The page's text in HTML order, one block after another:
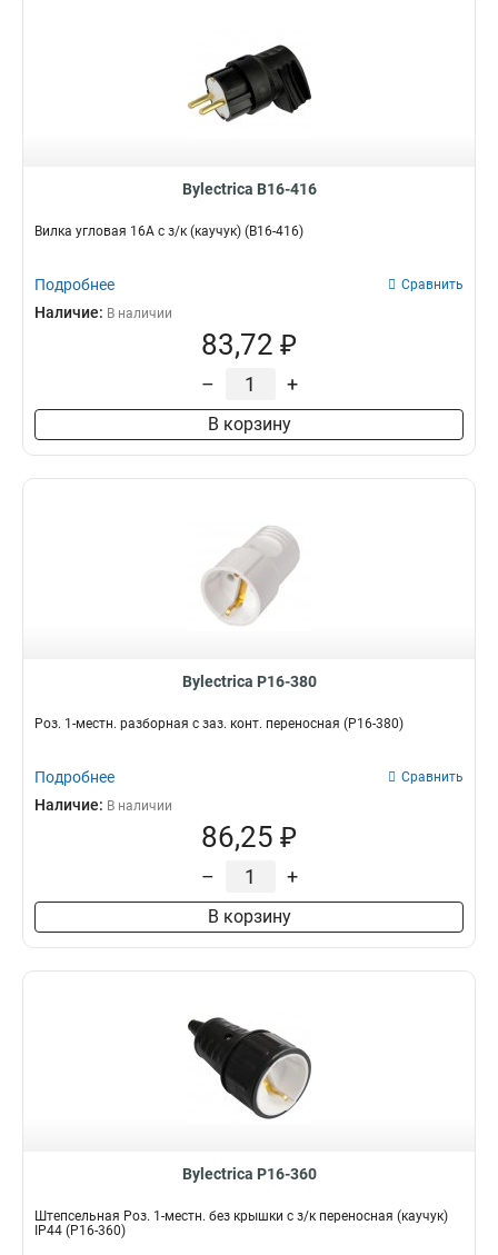
Bylectrica В16-416
Вилка угловая 16А с з/к (каучук) (В16-416)
Подробнее Сравнить
Наличие: В наличии
83,72 ₽
– +
В корзину
Bylectrica Р16-380
Роз. 1-местн. разборная с заз. конт. переносная (Р16-380)
Подробнее Сравнить
Наличие: В наличии
86,25 ₽
– +
В корзину
Bylectrica Р16-360
Штепсельная Роз. 1-местн. без крышки с з/к переносная (каучук)
IP44 (Р16-360)